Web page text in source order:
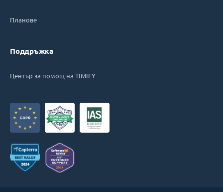
Планове
Поддръжка
Център за помощ на TIMIFY